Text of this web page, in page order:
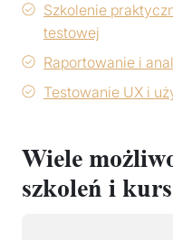
Szkolenie
testowej
Raportowanie i
Testowanie UX i
Wiele
szkoleń i